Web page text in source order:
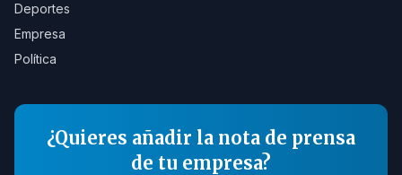
Deportes
Empresa
Política
¿Quieres añadir la nota de prensa
de tu empresa?